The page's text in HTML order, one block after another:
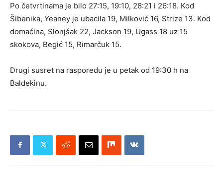
Po četvrtinama je bilo 27:15, 19:10, 28:21 i 26:18. Kod
Šibenika, Yeaney je ubacila 19, Milković 16, Strize 13. Kod
domaćina, Slonjšak 22, Jackson 19, Ugass 18 uz 15
skokova, Begić 15, Rimarčuk 15.
Drugi susret na rasporedu je u petak od 19:30 h na
Baldekinu.